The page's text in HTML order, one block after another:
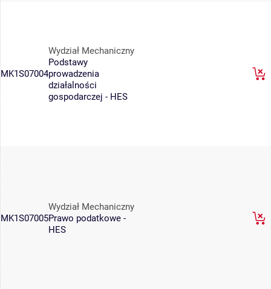
MK1S07004
Wydział Mechaniczny
Podstawy
prowadzenia
działalności
gospodarczej - HES
MK1S07005
Wydział Mechaniczny
Prawo podatkowe -
HES